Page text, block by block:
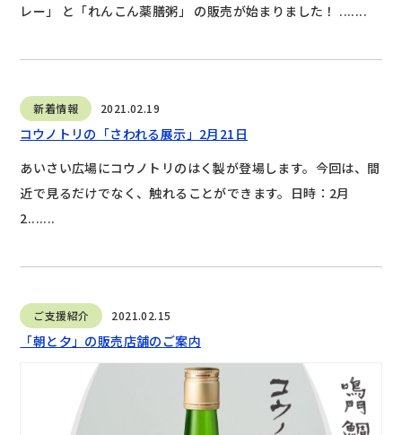
レー」 と「れんこん薬膳粥」 の販売が始まりました！ .......
新着情報 2021.02.19
コウノトリの「さわれる展示」2月21日
あいさい広場にコウノトリのはく製が登場します。今回は、間
近で見るだけでなく、触れることができます。日時：2月
2.......
ご支援紹介 2021.02.15
「朝と夕」の販売店舗のご案内